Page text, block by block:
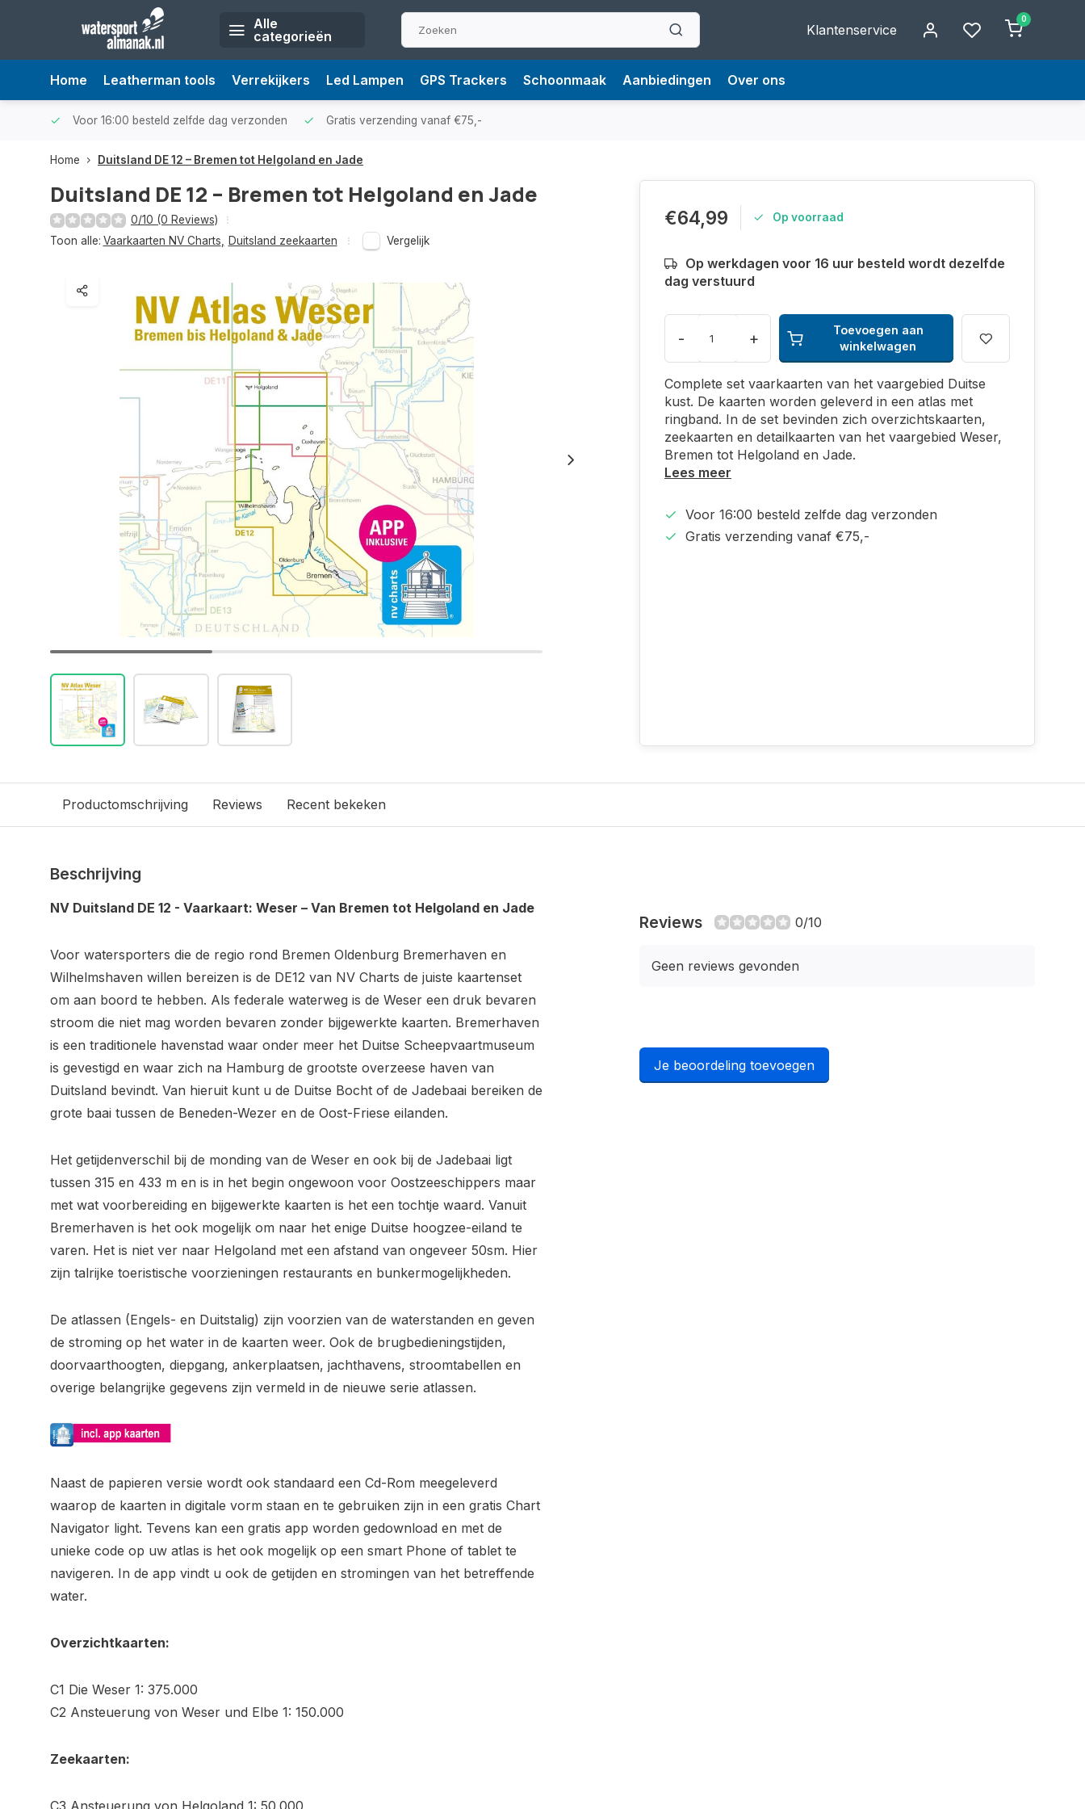
Alle
categorieën
Klantenservice
0
Home Leatherman tools Verrekijkers Led Lampen GPS Trackers Schoonmaak Aanbiedingen Over ons
Voor 16:00 besteld zelfde dag verzonden Gratis verzending vanaf €75,-
Home Duitsland DE 12 – Bremen tot Helgoland en Jade
Duitsland DE 12 – Bremen tot Helgoland en Jade
0/10 (0 Reviews)
Toon alle: Vaarkaarten NV Charts Duitsland zeekaarten Vergelijk
€64,99 Op voorraad
Op werkdagen voor 16 uur besteld wordt dezelfde
dag verstuurd
- +
Toevoegen aan
winkelwagen
Complete set vaarkaarten van het vaargebied Duitse
kust. De kaarten worden geleverd in een atlas met
ringband. In de set bevinden zich overzichtskaarten,
zeekaarten en detailkaarten van het vaargebied Weser,
Bremen tot Helgoland en Jade.
Lees meer
Voor 16:00 besteld zelfde dag verzonden
Gratis verzending vanaf €75,-
Productomschrijving Reviews Recent bekeken
Beschrijving
NV Duitsland DE 12 - Vaarkaart: Weser – Van Bremen tot Helgoland en Jade
Voor watersporters die de regio rond Bremen Oldenburg Bremerhaven en
Wilhelmshaven willen bereizen is de DE12 van NV Charts de juiste kaartenset
om aan boord te hebben. Als federale waterweg is de Weser een druk bevaren
stroom die niet mag worden bevaren zonder bijgewerkte kaarten. Bremerhaven
is een traditionele havenstad waar onder meer het Duitse Scheepvaartmuseum
is gevestigd en waar zich na Hamburg de grootste overzeese haven van
Duitsland bevindt. Van hieruit kunt u de Duitse Bocht of de Jadebaai bereiken de
grote baai tussen de Beneden-Wezer en de Oost-Friese eilanden.
Het getijdenverschil bij de monding van de Weser en ook bij de Jadebaai ligt
tussen 315 en 433 m en is in het begin ongewoon voor Oostzeeschippers maar
met wat voorbereiding en bijgewerkte kaarten is het een tochtje waard. Vanuit
Bremerhaven is het ook mogelijk om naar het enige Duitse hoogzee-eiland te
varen. Het is niet ver naar Helgoland met een afstand van ongeveer 50sm. Hier
zijn talrijke toeristische voorzieningen restaurants en bunkermogelijkheden.
De atlassen (Engels- en Duitstalig) zijn voorzien van de waterstanden en geven
de stroming op het water in de kaarten weer. Ook de brugbedieningstijden,
doorvaarthoogten, diepgang, ankerplaatsen, jachthavens, stroomtabellen en
overige belangrijke gegevens zijn vermeld in de nieuwe serie atlassen.
Naast de papieren versie wordt ook standaard een Cd-Rom meegeleverd
waarop de kaarten in digitale vorm staan en te gebruiken zijn in een gratis Chart
Navigator light. Tevens kan een gratis app worden gedownload en met de
unieke code op uw atlas is het ook mogelijk op een smart Phone of tablet te
navigeren. In de app vindt u ook de getijden en stromingen van het betreffende
water.
Overzichtkaarten:
C1 Die Weser 1: 375.000
C2 Ansteuerung von Weser und Elbe 1: 150.000
Zeekaarten:
C3 Ansteuerung von Helgoland 1: 50.000
Reviews 0/10
Geen reviews gevonden
Je beoordeling toevoegen